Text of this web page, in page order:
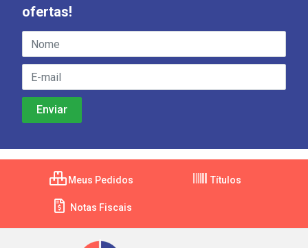
ofertas!
Meus Pedidos Títulos
Notas Fiscais